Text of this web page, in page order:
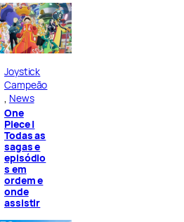
Joystick
Campeão
News
One
Piece |
Todas as
sagas e
episódio
s em
ordem e
onde
assistir